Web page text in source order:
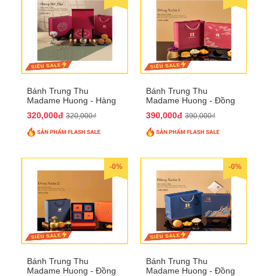
Bánh Trung Thu
Madame Huong - Hàng
320,000đ 320,000₫
Bánh Trung Thu
Madame Huong - Đồng
390,000đ 390,000₫
-0%
Bánh Trung Thu
Madame Huong - Đồng
-0%
Bánh Trung Thu
Madame Huong - Đồng